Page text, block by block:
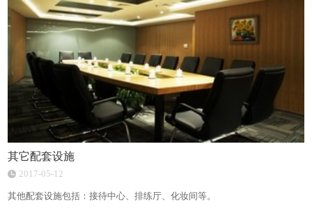
其它配套设施
2017-05-12
其他配套设施包括：接待中心、排练厅、化妆间等。